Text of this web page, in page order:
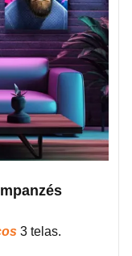
3 telas.